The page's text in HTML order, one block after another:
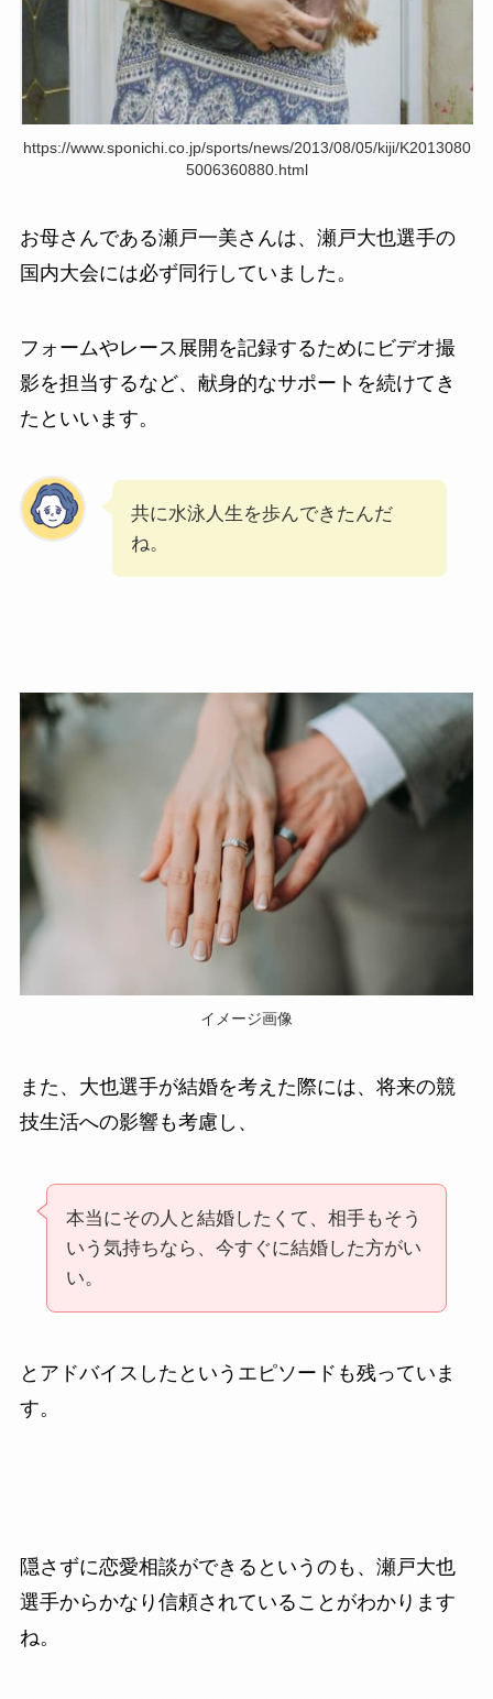
https://www.sponichi.co.jp/sports/news/2013/08/05/kiji/K2013080
5006360880.html
お母さんである瀬戸一美さんは、瀬戸大也選手の
国内大会には必ず同行していました。
フォームやレース展開を記録するためにビデオ撮
影を担当するなど、献身的なサポートを続けてき
たといいます。
共に水泳人生を歩んできたんだ
ね。
イメージ画像
また、大也選手が結婚を考えた際には、将来の競
技生活への影響も考慮し、
本当にその人と結婚したくて、相手もそう
いう気持ちなら、今すぐに結婚した方がい
い。
とアドバイスしたというエピソードも残っていま
す。
隠さずに恋愛相談ができるというのも、瀬戸大也
選手からかなり信頼されていることがわかります
ね。